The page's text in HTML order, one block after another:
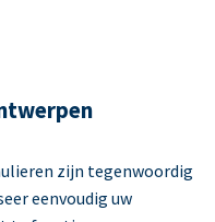
zijn tegenwoordig
eenvoudig uw